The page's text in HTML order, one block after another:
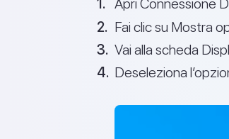
Apri Connessione
Fai clic su Mostra
Vai alla scheda
Deseleziona